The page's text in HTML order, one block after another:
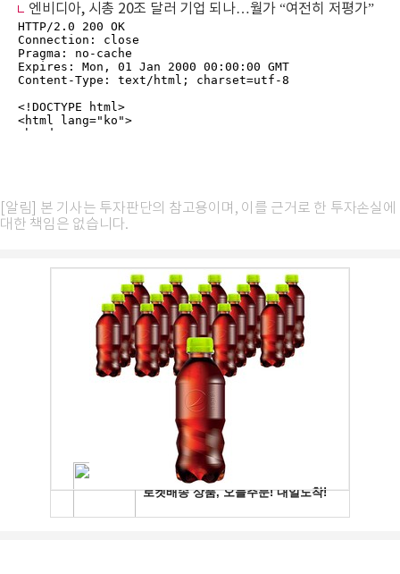
엔비디아, 시총 20조 달러 기업 되나…월가 “여전히 저평가”
[알림] 본 기사는 투자판단의 참고용이며, 이를 근거로 한 투자손실에
대한 책임은 없습니다.